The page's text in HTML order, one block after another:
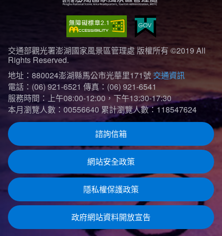
交通部觀光署澎湖國家風景區管理處 版權所有 ©2019 All
Rights Reserved.
地址：880024澎湖縣馬公市光華里171號 交通資訊
電話：(06) 921-6521 傳真：(06) 921-6541
服務時間：上午08:00-12:00，下午13:30-17:30
本月瀏覽人數：00556640 累計瀏覽人數：118547624
諮詢信箱
網站安全政策
隱私權保護政策
政府網站資料開放宣告